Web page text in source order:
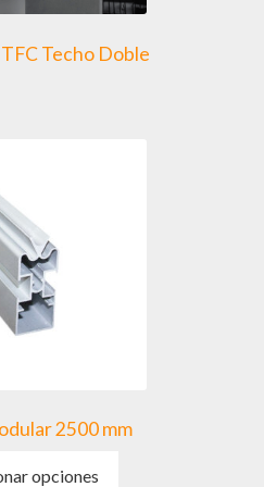
Techo Doble
2500 mm
opciones